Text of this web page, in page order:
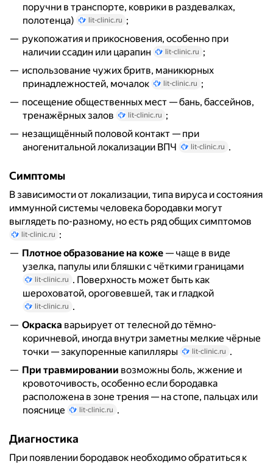
поручни в транспорте, коврики в раздевалках,
полотенца)
lit-clinic.ru ;
рукопожатия и прикосновения, особенно при
наличии ссадин или царапин
lit-clinic.ru ;
использование чужих бритв, маникюрных
принадлежностей, мочалок
lit-clinic.ru ;
посещение общественных мест — бань, бассейнов,
тренажёрных залов
lit-clinic.ru ;
незащищённый половой контакт — при
аногенитальной локализации ВПЧ
lit-clinic.ru .
Симптомы
В зависимости от локализации, типа вируса и состояния
иммунной системы человека бородавки могут
выглядеть по-разному, но есть ряд общих симптомов
lit-clinic.ru :
Плотное образование на коже — чаще в виде
узелка, папулы или бляшки с чёткими границами
lit-clinic.ru . Поверхность может быть как
шероховатой, ороговевшей, так и гладкой
lit-clinic.ru .
Окраска варьирует от телесной до тёмно-
коричневой, иногда внутри заметны мелкие чёрные
точки — закупоренные капилляры
lit-clinic.ru .
При травмировании возможны боль, жжение и
кровоточивость, особенно если бородавка
расположена в зоне трения — на стопе, пальцах или
пояснице
lit-clinic.ru .
Диагностика
При появлении бородавок необходимо обратиться к